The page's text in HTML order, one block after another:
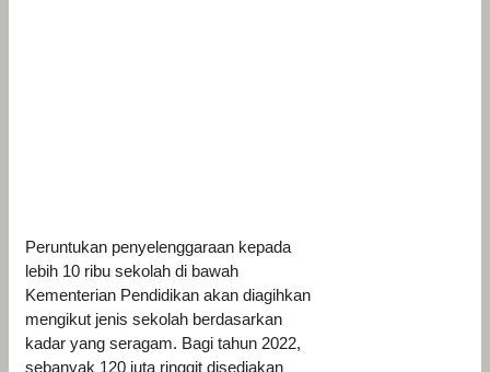
Peruntukan penyelenggaraan kepada
lebih 10 ribu sekolah di bawah
Kementerian Pendidikan akan diagihkan
mengikut jenis sekolah berdasarkan
kadar yang seragam. Bagi tahun 2022,
sebanyak 120 juta ringgit disediakan